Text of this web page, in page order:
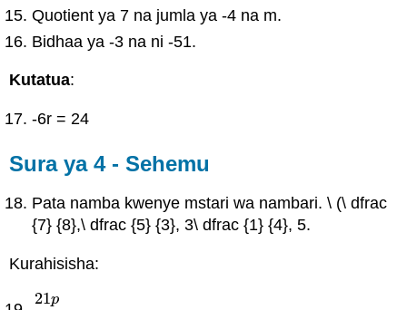
Quotient ya 7 na jumla ya -4 na m.
Bidhaa ya -3 na ni -51.
Kutatua:
-6r = 24
Sura ya 4 - Sehemu
Pata namba kwenye mstari wa nambari. \ (\ dfrac
{7} {8},\ dfrac {5} {3}, 3\ dfrac {1} {4}, 5.
Kurahisisha:
21p